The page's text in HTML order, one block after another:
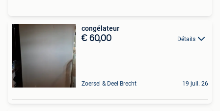
congélateur
€ 60,00 Détails
Zoersel & Deel Brecht 19 juil. 26